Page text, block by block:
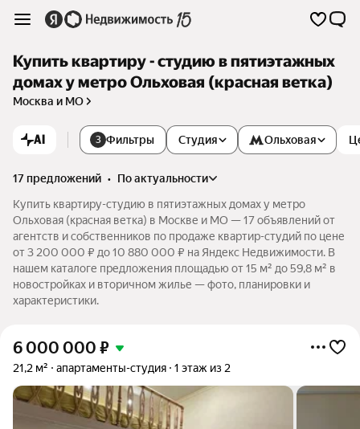
Купить квартиру - студию в пятиэтажных
домах у метро Ольховая (красная ветка)
Москва и МО
AI 3 Фильтры Студия Ольховая
17 предложений •
по актуальности
Купить квартиру-студию в пятиэтажных домах у метро
Ольховая (красная ветка) в Москве и МО — 17 объявлений от
агентств и собственников по продаже квартир-студий по цене
от 3 200 000 ₽ до 10 880 000 ₽ на Яндекс Недвижимости. В
нашем каталоге предложения площадью от 15 м² до 59,8 м² в
новостройках и вторичном жилье — фото, планировки и
характеристики.
6 000 000 ₽
21,2 м² апартаменты-студия 1 этаж из 2